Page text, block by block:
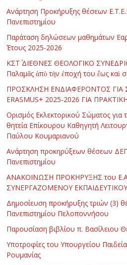
Ανάρτηση Προκήρυξης θέσεων
Πανεπιστημίου
Παράταση δηλώσεων μαθημάτων
Έτους 2025-2026
ΚΣΤ΄ ΔΙΕΘΝΕΣ ΘΕΟΛΟΓΙΚΟ
Παλαμᾶς ἀπὸ τὴν ἐποχή του ἕως καὶ
ΠΡΟΣΚΛΗΣΗ ΕΝΔΙΑΦΕΡΟΝΤΟΣ
ERASMUS+ 2025-2026 ΓΙΑ
Ορισμός Εκλεκτορικού Σώματος για
θητεία Επίκουρου Καθηγητή
Παύλου Κουμαριανού
Ανάρτηση προκηρύξεων θέσεων
Πανεπιστημίου
ΑΝΑΚΟΙΝΩΣΗ ΠΡΟΚΗΡΥΞΗΣ του
ΣΥΝΕΡΓΑΖΟΜΕΝΟΥ
Δημοσίευση προκήρυξης τριών (3)
Πανεπιστημίου Πελοποννήσου
Παρουσίαση βιβλίου π. Βασίλειου
Υποτροφίες του Υπουργείου
Ρουμανίας